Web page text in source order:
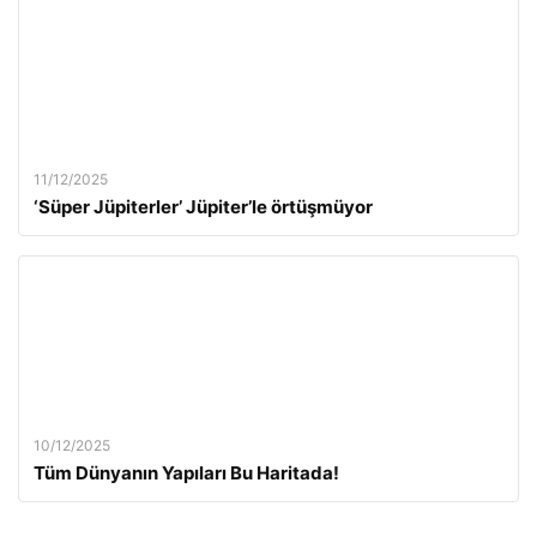
11/12/2025
‘Süper Jüpiterler’ Jüpiter’le örtüşmüyor
10/12/2025
Tüm Dünyanın Yapıları Bu Haritada!